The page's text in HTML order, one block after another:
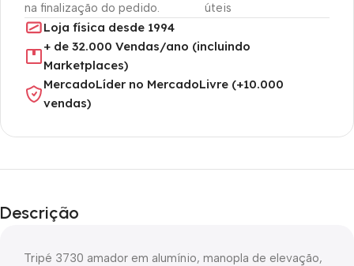
na finalização do pedido.
úteis
Loja física desde 1994
+ de 32.000 Vendas/ano (incluindo
Marketplaces)
MercadoLíder no MercadoLivre (+10.000
vendas)
Descrição
Tripé 3730 amador em alumínio, manopla de elevação,